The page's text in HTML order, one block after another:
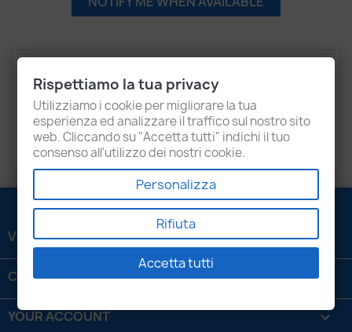
Recensioni
VOLKSWAGENCaddy
VENEZIANI LUIGI SRL 
CONTATTACI 
YOUR ACCOUNT 
Rispettiamo la tua privacy
Utilizziamo i cookie per migliorare la tua
esperienza ed analizzare il traffico sul nostro sito
web. Cliccando su "Accetta tutti" indichi il tuo
consenso all'utilizzo dei nostri cookie.
Personalizza
Rifiuta
Accetta tutti